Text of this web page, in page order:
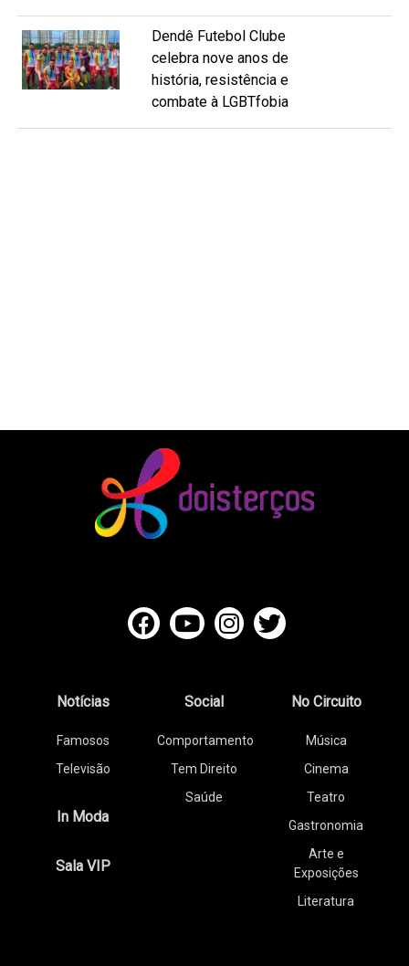
Dendê Futebol Clube
celebra nove anos de
história, resistência e
combate à LGBTfobia
Notícias
Famosos
Televisão
In Moda
Sala VIP
Social
Comportamento
Tem Direito
Saúde
No Circuito
Música
Cinema
Teatro
Gastronomia
Arte e
Exposições
Literatura